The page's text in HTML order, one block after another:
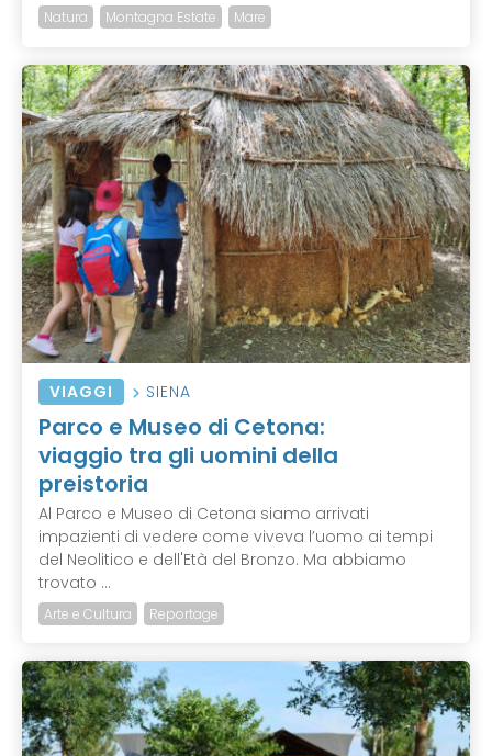
Natura Montagna Estate Mare
VIAGGI SIENA
Parco e Museo di Cetona:
viaggio tra gli uomini della
preistoria
Al Parco e Museo di Cetona siamo arrivati
impazienti di vedere come viveva l’uomo ai tempi
del Neolitico e dell'Età del Bronzo. Ma abbiamo
trovato ...
Arte e Cultura Reportage